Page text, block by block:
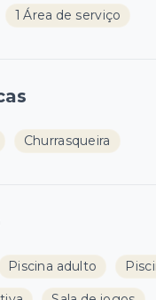
1 Área de serviço
Churrasqueira
Piscina adulto